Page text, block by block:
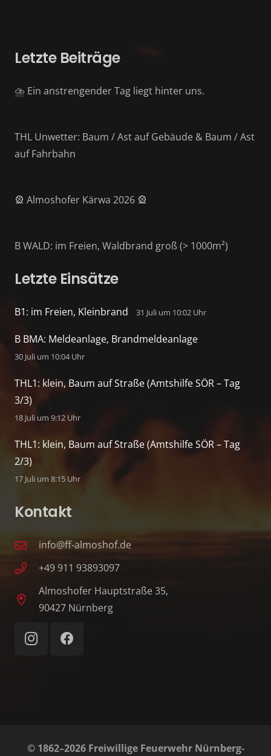
Letzte Beiträge
⛈️ Ein anstrengender Tag liegt hinter uns.
THL Unwetter: Baum / Ast auf Gebäude & Baum / Ast
auf Fahrbahn
🎡 Almoshofer Kärwa 2026 🎡
B WALD: im Freien, Waldbrand groß (> 1000m²)
Letzte Einsätze
B1: im Freien, Kleinbrand 31 Juli um 10:02 Uhr
B BMA: Meldeanlage, Brandmeldeanlage
30 Juli um 10:04 Uhr
THL1: klein, Baum auf Straße (Amtshilfe SÖR – Tag
3/3)
18 Juli um 9:12 Uhr
THL1: klein, Baum auf Straße (Amtshilfe SÖR – Tag
2/3)
17 Juli um 8:15 Uhr
Kontakt
info@ff-almoshof.de
+49 911 93893097
Almoshofer Hauptstraße 35,
90427 Nürnberg
© 1862–2026 Freiwillige Feuerwehr Nürnberg-